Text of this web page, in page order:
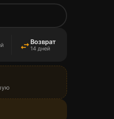
swap_horiz Возврат
14 дней